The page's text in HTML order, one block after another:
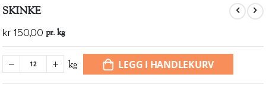
til
av
SKINKE
kr 150,00 pr. kg
kg LEGG I HANDLEKURV